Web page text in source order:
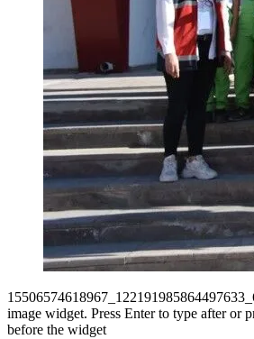
image widget. Press Enter to type after or
before the widget